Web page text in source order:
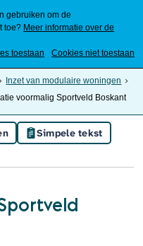
gebruiken om de
toe? Meer informatie over de
toestaan
Cookies niet toestaan
Inzet van modulaire woningen
voormalig Sportveld Boskant
Simpele tekst